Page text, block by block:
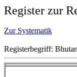
Register zur
Zur Systematik
Registerbegriff: Bhutan